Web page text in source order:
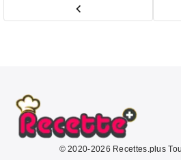
© 2020-2026 Recettes.plus